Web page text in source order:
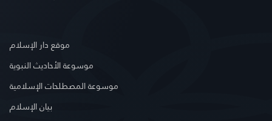
موقع دار الإسلام
موسوعة الأحاديث النبوية
موسوعة المصطلحات الإسلامية
بيان الإسلام